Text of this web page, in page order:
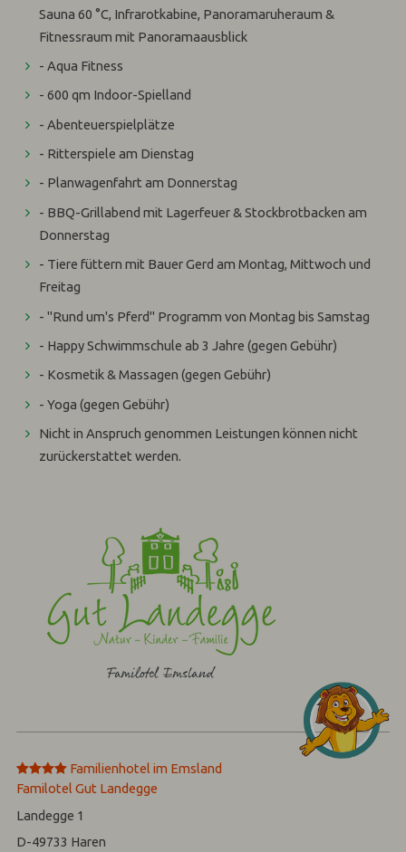
Sauna 60 °C, Infrarotkabine, Panoramaruheraum &
Fitnessraum mit Panoramaausblick
- Aqua Fitness
- 600 qm Indoor-Spielland
- Abenteuerspielplätze
- Ritterspiele am Dienstag
- Planwagenfahrt am Donnerstag
- BBQ-Grillabend mit Lagerfeuer & Stockbrotbacken am
Donnerstag
- Tiere füttern mit Bauer Gerd am Montag, Mittwoch und
Freitag
- "Rund um's Pferd" Programm von Montag bis Samstag
- Happy Schwimmschule ab 3 Jahre (gegen Gebühr)
- Kosmetik & Massagen (gegen Gebühr)
- Yoga (gegen Gebühr)
Nicht in Anspruch genommen Leistungen können nicht
zurückerstattet werden.
****
Familienhotel im Emsland‎
Familotel Gut Landegge
Landegge 1
D-49733 Haren